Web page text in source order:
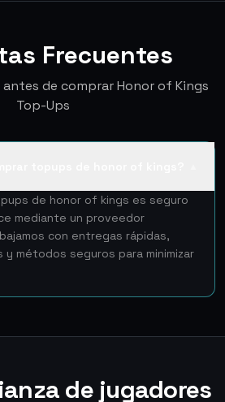
Frecuentes
de comprar Honor of Kings
Top-Ups
de honor of kings es seguro
mediante un proveedor
con entregas rápidas,
métodos seguros para minimizar
de jugadores